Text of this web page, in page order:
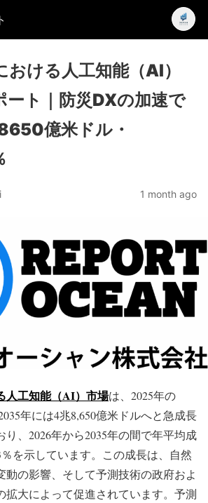
おける人工知能（AI）
ート｜防災DXの加速で
億米ドル・
1 month ago
人工知能（AI）市場は、2025年の
年には4兆8,650億米ドルへと急成長
、2026年から2035年の間で年平均成
を示しています。この成長は、自然
動の影響、そして予測技術の政府およ
拡大によって促進されています。予測